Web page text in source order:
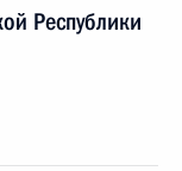
Республики